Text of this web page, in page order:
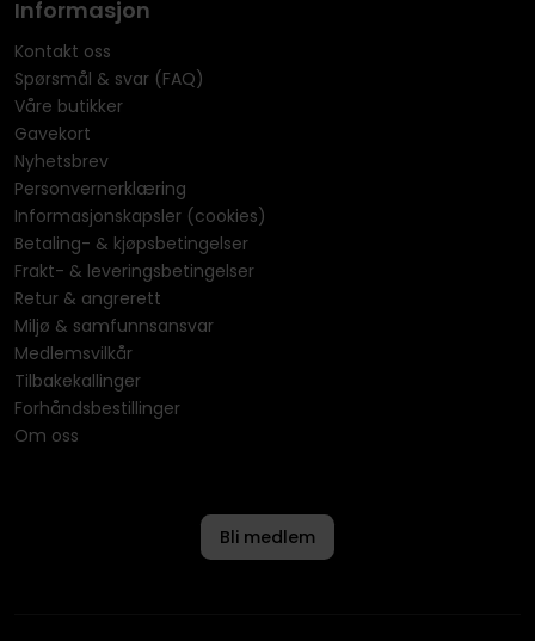
Informasjon
Kontakt oss
Spørsmål & svar (FAQ)
Våre butikker
Gavekort
Nyhetsbrev
Personvernerklæring
Informasjonskapsler (cookies)
Betaling- & kjøpsbetingelser
Frakt- & leveringsbetingelser
Retur & angrerett
Miljø & samfunnsansvar
Medlemsvilkår
Tilbakekallinger
Forhåndsbestillinger
Om oss
Bli medlem